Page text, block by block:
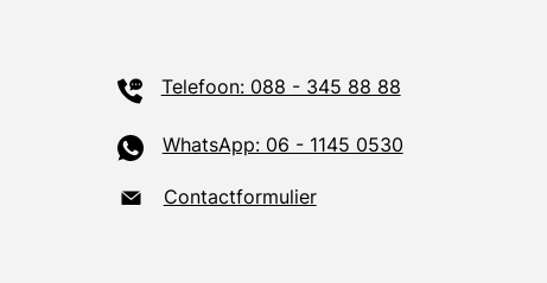
Telefoon: 088 - 345 88 88
WhatsApp: 06 - 1145 0530
Contactformulier